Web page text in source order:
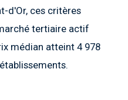
d'Or, ces critères
tertiaire actif
médian atteint 4 978